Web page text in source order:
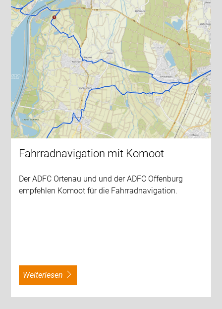
Fahrradnavigation mit Komoot
Der ADFC Ortenau und und der ADFC Offenburg
empfehlen Komoot für die Fahrradnavigation.
weiterlesen